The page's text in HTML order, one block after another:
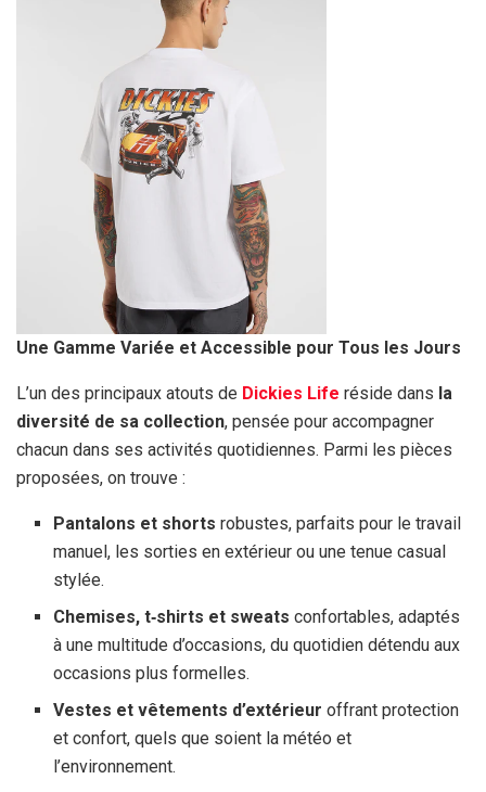
Une Gamme Variée et Accessible pour Tous les Jours
L’un des principaux atouts de Dickies Life réside dans la
diversité de sa collection, pensée pour accompagner
chacun dans ses activités quotidiennes. Parmi les pièces
proposées, on trouve :
Pantalons et shorts robustes, parfaits pour le travail
manuel, les sorties en extérieur ou une tenue casual
stylée.
Chemises, t‑shirts et sweats confortables, adaptés
à une multitude d’occasions, du quotidien détendu aux
occasions plus formelles.
Vestes et vêtements d’extérieur offrant protection
et confort, quels que soient la météo et
l’environnement.